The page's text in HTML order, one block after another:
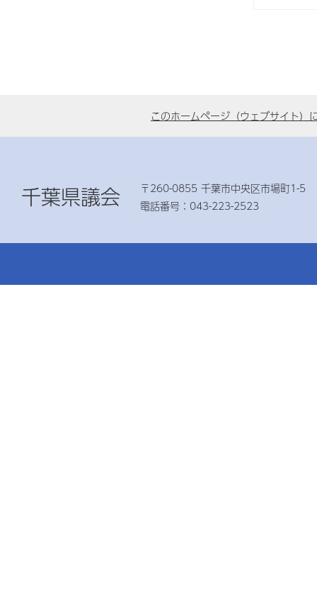
このホームページ（ウェブサイト）
千葉県議会
〒260-0855 千葉市中央区市場町1-5
電話番号：043-223-2523